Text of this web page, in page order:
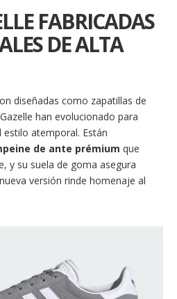
FABRICADAS
DE ALTA
diseñadas como zapatillas de
han evolucionado para
atemporal. Están
de ante prémium que
y su suela de goma asegura
versión rinde homenaje al